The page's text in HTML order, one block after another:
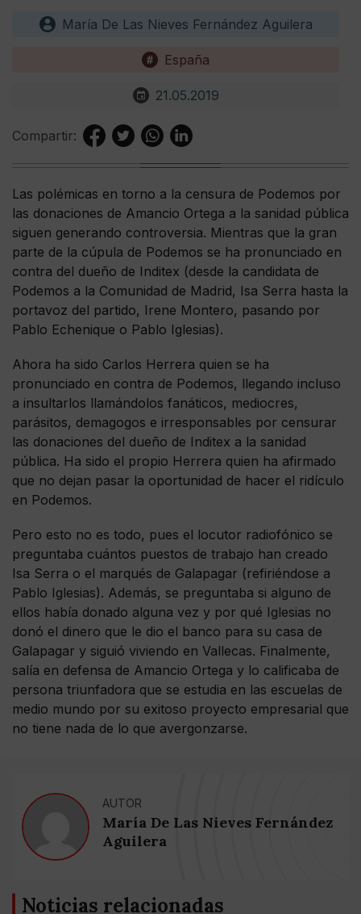
María De Las Nieves Fernández Aguilera
España
21.05.2019
Compartir:
Las polémicas en torno a la censura de Podemos por
las donaciones de Amancio Ortega a la sanidad pública
siguen generando controversia. Mientras que la gran
parte de la cúpula de Podemos se ha pronunciado en
contra del dueño de Inditex (desde la candidata de
Podemos a la Comunidad de Madrid, Isa Serra hasta la
portavoz del partido, Irene Montero, pasando por
Pablo Echenique o Pablo Iglesias).
Ahora ha sido Carlos Herrera quien se ha
pronunciado en contra de Podemos, llegando incluso
a insultarlos llamándolos fanáticos, mediocres,
parásitos, demagogos e irresponsables por censurar
las donaciones del dueño de Inditex a la sanidad
pública. Ha sido el propio Herrera quien ha afirmado
que no dejan pasar la oportunidad de hacer el ridículo
en Podemos.
Pero esto no es todo, pues el locutor radiofónico se
preguntaba cuántos puestos de trabajo han creado
Isa Serra o el marqués de Galapagar (refiriéndose a
Pablo Iglesias). Además, se preguntaba si alguno de
ellos había donado alguna vez y por qué Iglesias no
donó el dinero que le dio el banco para su casa de
Galapagar y siguió viviendo en Vallecas. Finalmente,
salía en defensa de Amancio Ortega y lo calificaba de
persona triunfadora que se estudia en las escuelas de
medio mundo por su exitoso proyecto empresarial que
no tiene nada de lo que avergonzarse.
AUTOR
María De Las Nieves Fernández
Aguilera
Noticias relacionadas